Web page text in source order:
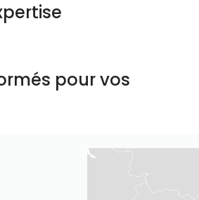
pour vos